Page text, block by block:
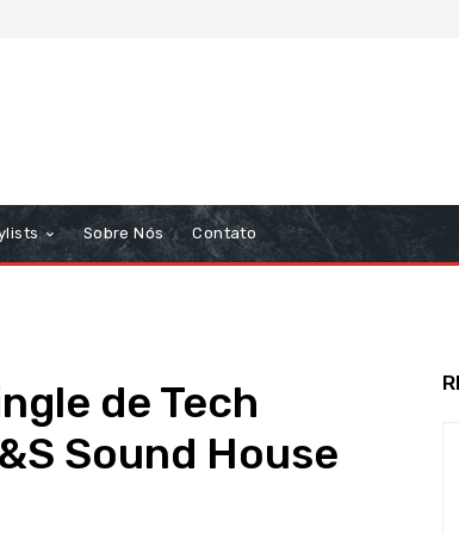
Sobre Nós Contato
de Tech
Sound House